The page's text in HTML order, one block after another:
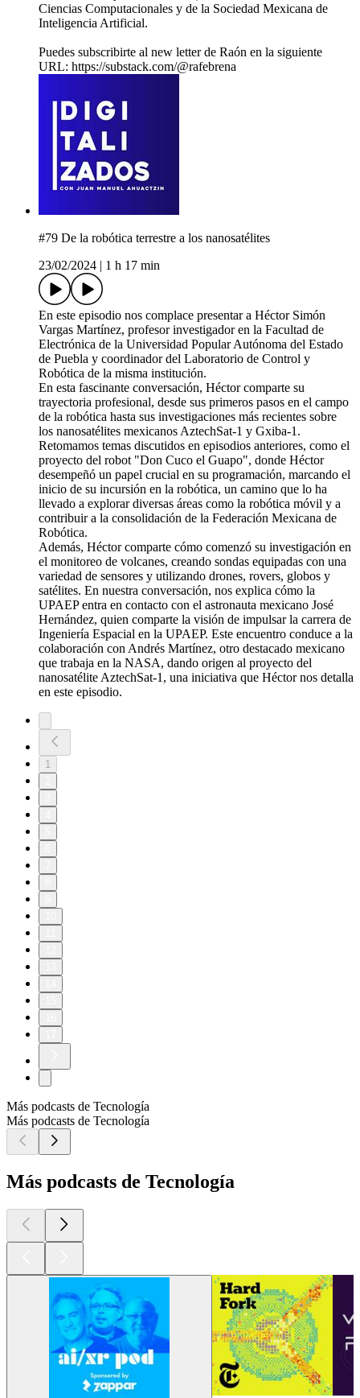
Ciencias Computacionales y de la Sociedad Mexicana de
Inteligencia Artificial.
Puedes subscribirte al new letter de Raón en la siguiente
URL: https://substack.com/@rafebrena
#79 De la robótica terrestre a los nanosatélites
23/02/2024
1 h 17 min
En este episodio nos complace presentar a Héctor Simón
Vargas Martínez, profesor investigador en la Facultad de
Electrónica de la Universidad Popular Autónoma del Estado
de Puebla y coordinador del Laboratorio de Control y
Robótica de la misma institución.
En esta fascinante conversación, Héctor comparte su
trayectoria profesional, desde sus primeros pasos en el campo
de la robótica hasta sus investigaciones más recientes sobre
los nanosatélites mexicanos AztechSat-1 y Gxiba-1.
Retomamos temas discutidos en episodios anteriores, como el
proyecto del robot "Don Cuco el Guapo", donde Héctor
desempeñó un papel crucial en su programación, marcando el
inicio de su incursión en la robótica, un camino que lo ha
llevado a explorar diversas áreas como la robótica móvil y a
contribuir a la consolidación de la Federación Mexicana de
Robótica.
Además, Héctor comparte cómo comenzó su investigación en
el monitoreo de volcanes, creando sondas equipadas con una
variedad de sensores y utilizando drones, rovers, globos y
satélites. En nuestra conversación, nos explica cómo la
UPAEP entra en contacto con el astronauta mexicano José
Hernández, quien comparte la visión de impulsar la carrera de
Ingeniería Espacial en la UPAEP. Este encuentro conduce a la
colaboración con Andrés Martínez, otro destacado mexicano
que trabaja en la NASA, dando origen al proyecto del
nanosatélite AztechSat-1, una iniciativa que Héctor nos detalla
en este episodio.
1
Más podcasts de Tecnología
Más podcasts de Tecnología
Más podcasts de Tecnología